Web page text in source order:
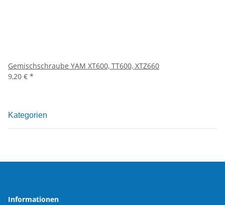
Gemischschraube YAM XT600, TT600, XTZ660
9,20 € *
Kategorien
Informationen